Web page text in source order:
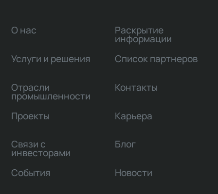
О нас
Услуги и решения
Отрасли
промышленности
Проекты
Связи с
инвесторами
Раскрытие
информации
Список партнеров
Контакты
Карьера
Блог
События Новости